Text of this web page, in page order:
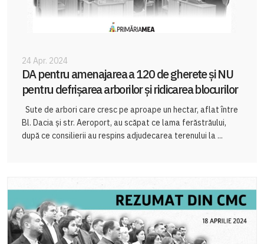
24 Apr. 2024
DA pentru amenajarea a 120 de gherete și NU
pentru defrișarea arborilor și ridicarea blocurilor
Sute de arbori care cresc pe aproape un hectar, aflat între
Bl. Dacia și str. Aeroport, au scăpat ce lama ferăstrăului,
după ce consilierii au respins adjudecarea terenului la ...